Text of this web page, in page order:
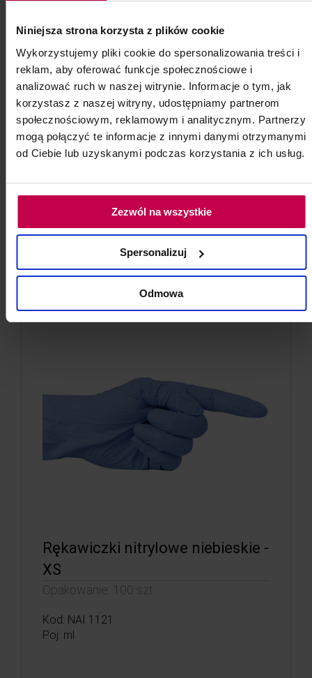
Niniejsza strona korzysta z plików cookie
Wykorzystujemy pliki cookie do spersonalizowania treści i
reklam, aby oferować funkcje społecznościowe i
analizować ruch w naszej witrynie. Informacje o tym, jak
korzystasz z naszej witryny, udostępniamy partnerom
społecznościowym, reklamowym i analitycznym. Partnerzy
mogą połączyć te informacje z innymi danymi otrzymanymi
od Ciebie lub uzyskanymi podczas korzystania z ich usług.
Zezwól na wszystkie
Spersonalizuj
Odmowa
Płyn do dezynfekcji o działaniu
bakteriobójczym, wirusobójczym i
grzybobójczym.
Kod: 11410
Poj: ml
26, - zł
do koszyka
Rękawiczki nitrylowe niebieskie -
XS
Opakowanie: 100 szt.
Kod: NAI 1121
Poj: ml